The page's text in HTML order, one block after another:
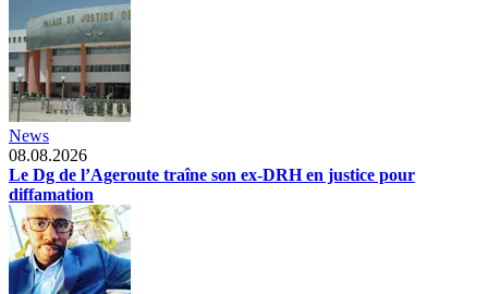
News
08.08.2026
Le Dg de l’Ageroute traîne son ex-DRH en justice pour
diffamation